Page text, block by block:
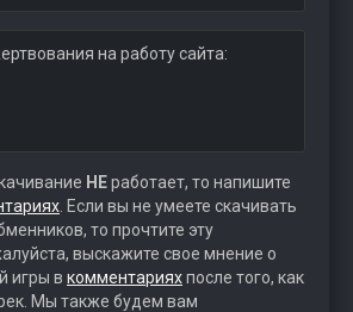
на работу сайта:
НЕработает, то напишите
. Если вы не умеете скачивать
то прочтите эту
выскажите свое мнение о
игры в комментарияхпосле того, как
Мы также будем вам